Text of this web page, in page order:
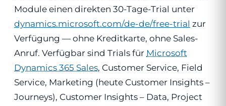
Module einen direkten 30-Tage-Trial unter
dynamics.microsoft.com/de-de/free-trial zur
Verfügung — ohne Kreditkarte, ohne Sales-
Anruf. Verfügbar sind Trials für Microsoft
Dynamics 365 Sales, Customer Service, Field
Service, Marketing (heute Customer Insights –
Journeys), Customer Insights – Data, Project